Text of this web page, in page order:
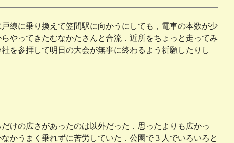
線に乗り換えて笠間駅に向かうにしても，電車の本数が少
やってきたむなかたさんと合流．近所をちょっと走ってみ
を参拝して明日の大会が無事に終わるよう祈願したりし
けの広さがあったのは以外だった．思ったよりも広かっ
かうまく乗れずに苦労していた．公園で 3 人でいろいろと